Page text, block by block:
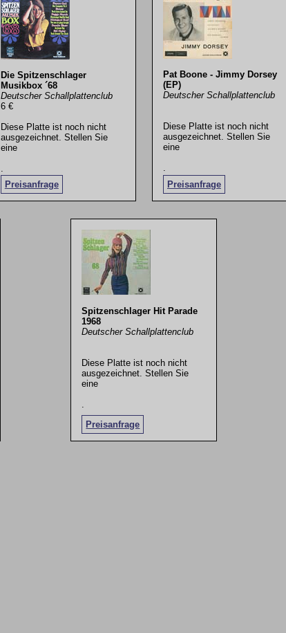
Die Spitzenschlager
Musikbox ´68
Deutscher Schallplattenclub
6 €
Diese Platte ist noch nicht
ausgezeichnet. Stellen Sie
eine
Preisanfrage
.
Pat Boone - Jimmy Dorsey
(EP)
Deutscher Schallplattenclub
Diese Platte ist noch nicht
ausgezeichnet. Stellen Sie
eine
Preisanfrage
.
Spitzenschlager Hit Parade
1968
Deutscher Schallplattenclub
Diese Platte ist noch nicht
ausgezeichnet. Stellen Sie
eine
Preisanfrage